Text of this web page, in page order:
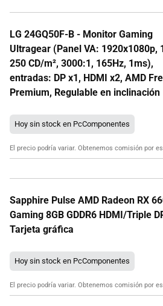
LG 24GQ50F-B - Monitor Gaming
Ultragear (Panel VA: 1920x1080p,
250 CD/m², 3000:1, 165Hz, 1ms),
entradas: DP x1, HDMI x2, AMD
Premium, Regulable en inclinación
Hoy sin stock en PcComponentes
El precio podría variar. Obtenemos comisión por
Sapphire Pulse AMD Radeon RX
Gaming 8GB GDDR6 HDMI/Triple
Tarjeta gráfica
Hoy sin stock en PcComponentes
El precio podría variar. Obtenemos comisión por